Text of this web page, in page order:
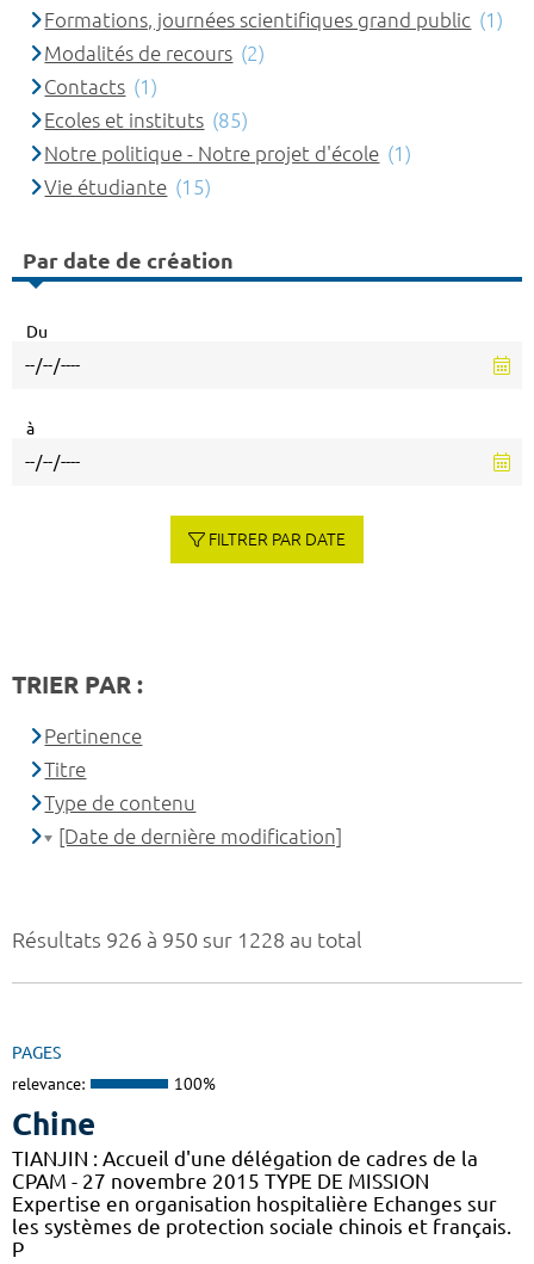
Résultats 926 à 950 sur 1228 au total
PAGES
relevance: 100%
Chine
TIANJIN : Accueil d'une délégation de cadres de la
CPAM - 27 novembre 2015 TYPE DE MISSION
Expertise en organisation hospitalière Echanges sur
les systèmes de protection sociale chinois et français.
P
Formations, journées scientifiques grand public (1)
Modalités de recours (2)
Contacts (1)
Ecoles et instituts (85)
Notre politique - Notre projet d'école (1)
Vie étudiante (15)
Par date de création
Du
à
FILTRER PAR DATE
TRIER PAR :
Pertinence
Titre
Type de contenu
[Date de dernière modification]